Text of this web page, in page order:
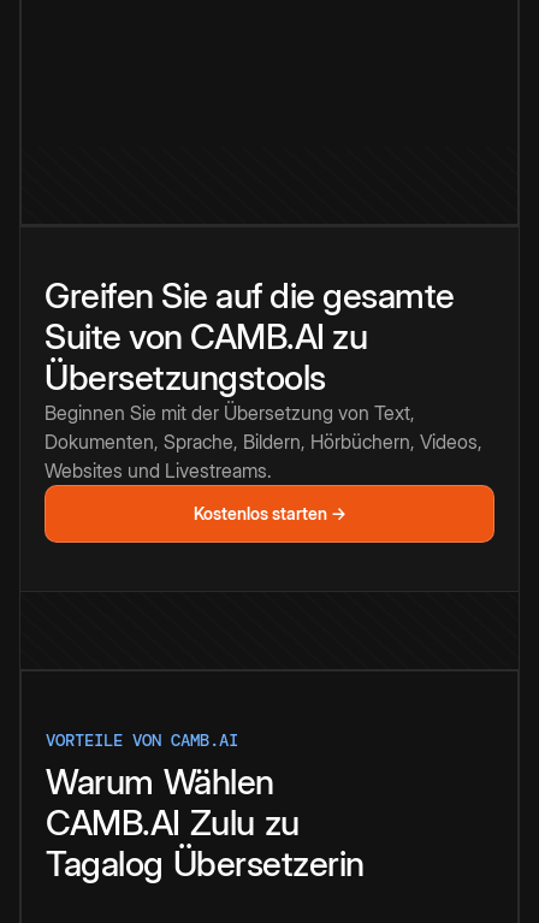
Greifen Sie auf die gesamte
Suite von CAMB.AI zu
Übersetzungstools
Beginnen Sie mit der Übersetzung von Text,
Dokumenten, Sprache, Bildern, Hörbüchern, Videos,
Websites und Livestreams.
Kostenlos starten →
VORTEILE VON CAMB.AI
Warum Wählen
CAMB.AI Zulu zu
Tagalog Übersetzerin